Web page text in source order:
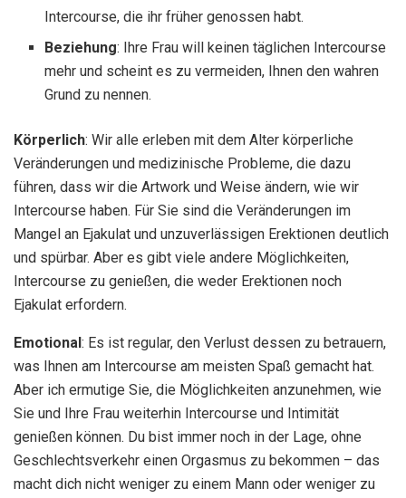
Intercourse, die ihr früher genossen habt.
Beziehung: Ihre Frau will keinen täglichen Intercourse
mehr und scheint es zu vermeiden, Ihnen den wahren
Grund zu nennen.
Körperlich: Wir alle erleben mit dem Alter körperliche
Veränderungen und medizinische Probleme, die dazu
führen, dass wir die Artwork und Weise ändern, wie wir
Intercourse haben. Für Sie sind die Veränderungen im
Mangel an Ejakulat und unzuverlässigen Erektionen deutlich
und spürbar. Aber es gibt viele andere Möglichkeiten,
Intercourse zu genießen, die weder Erektionen noch
Ejakulat erfordern.
Emotional: Es ist regular, den Verlust dessen zu betrauern,
was Ihnen am Intercourse am meisten Spaß gemacht hat.
Aber ich ermutige Sie, die Möglichkeiten anzunehmen, wie
Sie und Ihre Frau weiterhin Intercourse und Intimität
genießen können. Du bist immer noch in der Lage, ohne
Geschlechtsverkehr einen Orgasmus zu bekommen – das
macht dich nicht weniger zu einem Mann oder weniger zu